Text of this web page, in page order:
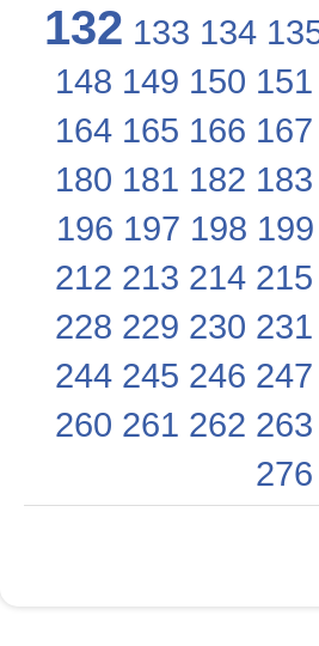
132 133 134
148 149 150 151
164 165 166 167
180 181 182 183
196 197 198 199
212 213 214 215
228 229 230 231
244 245 246 247
260 261 262 263
276